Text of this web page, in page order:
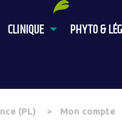
CLINIQUE PHYTO &
(PL) Mon compte